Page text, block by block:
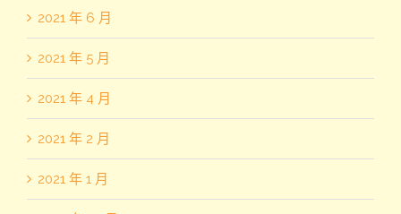
2021 年 6 月
2021 年 5 月
2021 年 4 月
2021 年 2 月
2021 年 1 月